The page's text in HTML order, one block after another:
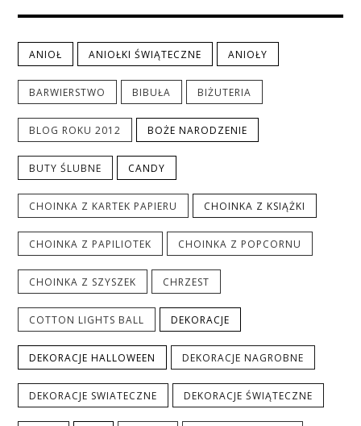
ANIOŁ ANIOŁKI ŚWIĄTECZNE ANIOŁY
BARWIERSTWO BIBUŁA BIŻUTERIA
BLOG ROKU 2012 BOŻE NARODZENIE
BUTY ŚLUBNE CANDY
CHOINKA Z KARTEK PAPIERU CHOINKA Z KSIĄŻKI
CHOINKA Z PAPILIOTEK CHOINKA Z POPCORNU
CHOINKA Z SZYSZEK CHRZEST
COTTON LIGHTS BALL DEKORACJE
DEKORACJE HALLOWEEN DEKORACJE NAGROBNE
DEKORACJE SWIATECZNE DEKORACJE ŚWIĄTECZNE